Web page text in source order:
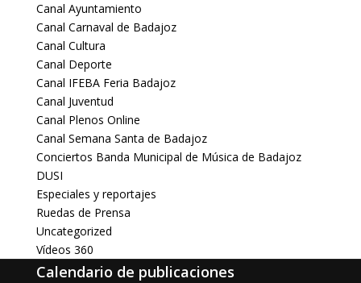
Canal Ayuntamiento
Canal Carnaval de Badajoz
Canal Cultura
Canal Deporte
Canal IFEBA Feria Badajoz
Canal Juventud
Canal Plenos Online
Canal Semana Santa de Badajoz
Conciertos Banda Municipal de Música de Badajoz
DUSI
Especiales y reportajes
Ruedas de Prensa
Uncategorized
Vídeos 360
Calendario de publicaciones